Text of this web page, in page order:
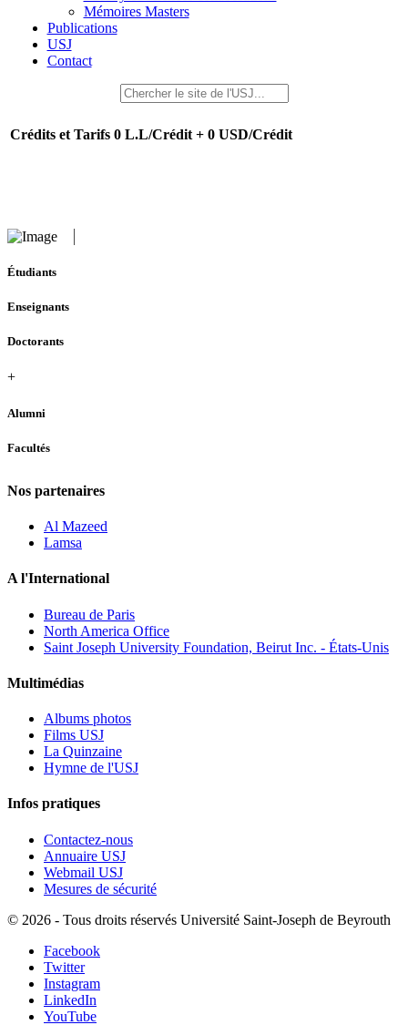
Mémoires Masters
Publications
USJ
Contact
Crédits et Tarifs 0 L.L/Crédit + 0 USD/Crédit
Étudiants
Enseignants
Doctorants
+
Alumni
Facultés
Nos partenaires
Al Mazeed
Lamsa
A l'International
Bureau de Paris
North America Office
Saint Joseph University Foundation, Beirut Inc. - États-Unis
Multimédias
Albums photos
Films USJ
La Quinzaine
Hymne de l'USJ
Infos pratiques
Contactez-nous
Annuaire USJ
Webmail USJ
Mesures de sécurité
© 2026 - Tous droits réservés Université Saint-Joseph de Beyrouth
Facebook
Twitter
Instagram
LinkedIn
YouTube